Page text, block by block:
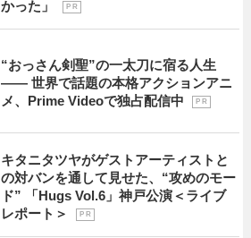
かった」
P R
“おっさん剣聖”の一太刀に宿る人生
―― 世界で話題の本格アクションアニ
メ、Prime Videoで独占配信中
P R
キタニタツヤがゲストアーティストと
の対バンを通して見せた、“攻めのモー
ド” 「Hugs Vol.6」神戸公演＜ライブ
レポート＞
P R